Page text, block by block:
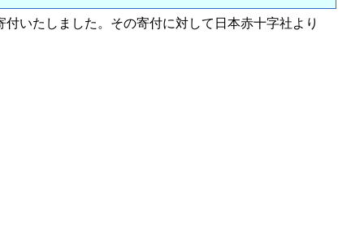
いたしました。その寄付に対して日本赤十字社より